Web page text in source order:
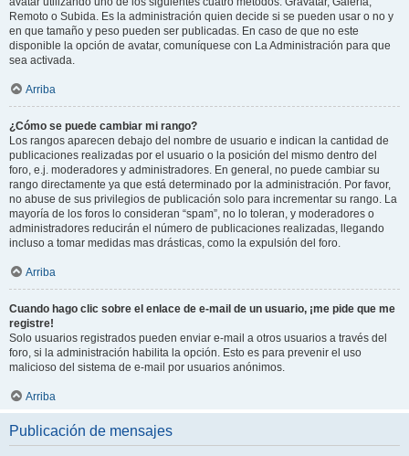
Remoto o Subida. Es la administración quien decide si se pueden usar o no y
en que tamaño y peso pueden ser publicadas. En caso de que no este
disponible la opción de avatar, comuníquese con La Administración para que
sea activada.
Arriba
¿Cómo se puede cambiar mi rango?
Los rangos aparecen debajo del nombre de usuario e indican la cantidad de
publicaciones realizadas por el usuario o la posición del mismo dentro del
foro, e.j. moderadores y administradores. En general, no puede cambiar su
rango directamente ya que está determinado por la administración. Por favor,
no abuse de sus privilegios de publicación solo para incrementar su rango. La
mayoría de los foros lo consideran “spam”, no lo toleran, y moderadores o
administradores reducirán el número de publicaciones realizadas, llegando
incluso a tomar medidas mas drásticas, como la expulsión del foro.
Arriba
Cuando hago clic sobre el enlace de e-mail de un usuario, ¡me pide que me
registre!
Solo usuarios registrados pueden enviar e-mail a otros usuarios a través del
foro, si la administración habilita la opción. Esto es para prevenir el uso
malicioso del sistema de e-mail por usuarios anónimos.
Arriba
Publicación de mensajes